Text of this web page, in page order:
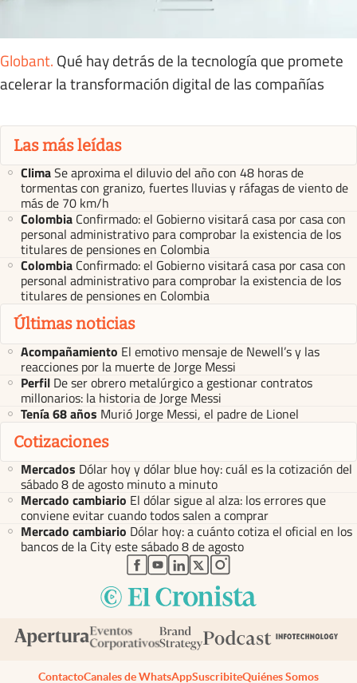
Globant. Qué hay detrás de la tecnología que promete
acelerar la transformación digital de las compañías
Las más leídas
ClimaSe aproxima el diluvio del año con 48 horas de
tormentas con granizo, fuertes lluvias y ráfagas de viento de
más de 70 km/h
Colombia Confirmado: el Gobierno visitará casa por casa con
personal administrativo para comprobar la existencia de los
titulares de pensiones en Colombia
Colombia Confirmado: el Gobierno visitará casa por casa con
personal administrativo para comprobar la existencia de los
titulares de pensiones en Colombia
Últimas noticias
Acompañamiento El emotivo mensaje de Newell’s y las
reacciones por la muerte de Jorge Messi
Perfil De ser obrero metalúrgico a gestionar contratos
millonarios: la historia de Jorge Messi
Tenía 68 años Murió Jorge Messi, el padre de Lionel
Cotizaciones
Mercados Dólar hoy y dólar blue hoy: cuál es la cotización del
sábado 8 de agosto minuto a minuto
Mercado cambiario El dólar sigue al alza: los errores que
conviene evitar cuando todos salen a comprar
Mercado cambiario Dólar hoy: a cuánto cotiza el oficial en los
bancos de la City este sábado 8 de agosto
abre en nueva pestaña
abre en nueva pestaña
abre en nueva pestaña
abre en nueva pestaña
abre en nueva pestaña
ContactoCanales de WhatsAppSuscribiteQuiénes Somos